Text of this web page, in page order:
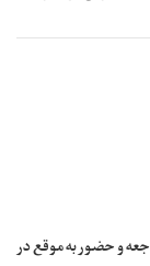
و حضور به موقع در